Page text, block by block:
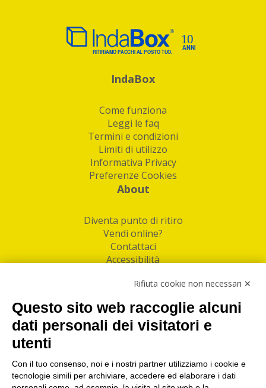
IndaBox
Come funziona
Leggi le faq
Termini e condizioni
Limiti di utilizzo
Informativa Privacy
Preferenze Cookies
About
Diventa punto di ritiro
Vendi online?
Contattaci
Accessibilità
Facebook
Linkedin
I nostri punti di ritiro e spedizione pacchi nelle
maggiori città italiane
Torino|Milano|Roma|Bologna|Firenze| Genova
Rifiuta cookie non necessari ✕
Questo sito web raccoglie alcuni
dati personali dei visitatori e
utenti
Con il tuo consenso, noi e i nostri partner utilizziamo i cookie e
tecnologie simili per archiviare, accedere ed elaborare i dati